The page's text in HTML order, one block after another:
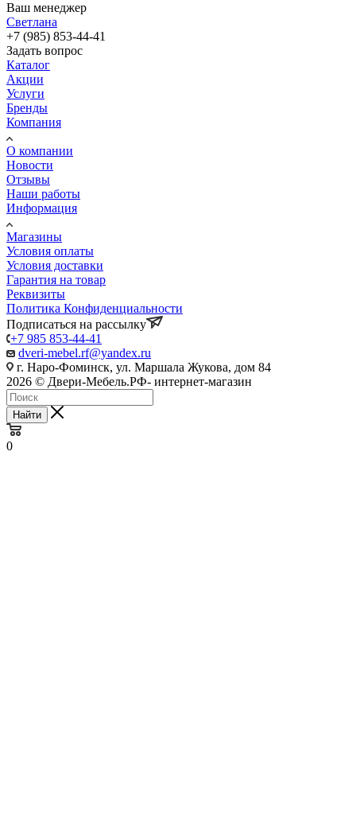
Ваш менеджер
Светлана
+7 (985) 853-44-41
Задать вопрос
Каталог
Акции
Услуги
Бренды
Компания
О компании
Новости
Отзывы
Наши работы
Информация
Магазины
Условия оплаты
Условия доставки
Гарантия на товар
Реквизиты
Политика Конфиденциальности
Подписаться на рассылку
+7 985 853-44-41
dveri-mebel.rf@yandex.ru
г. Наро-Фоминск, ул. Маршала Жукова, дом 84
2026 © Двери-Мебель.РФ- интернет-магазин
Найти
0